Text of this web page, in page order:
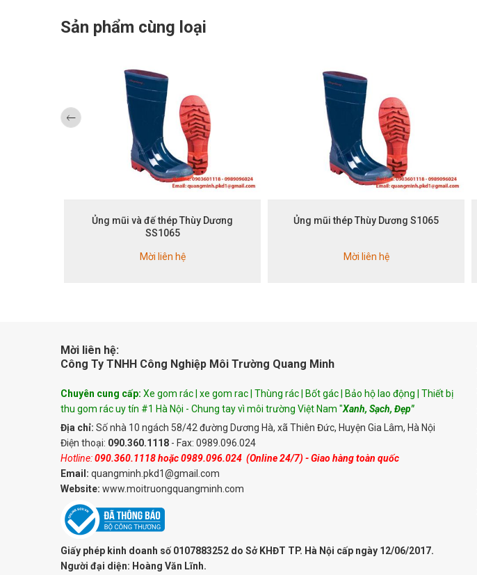
Sản phẩm cùng loại
Ủng mũi và đế thép Thùy Dương
SS1065
Mời liên hệ
Ủng mũi thép Thùy Dương S1065
Mời liên hệ
Mời liên hệ:
Công Ty TNHH Công Nghiệp Môi Trường Quang Minh
Chuyên cung cấp: Xe gom rác | xe gom rac | Thùng rác | Bốt gác | Bảo hộ lao động | Thiết bị
thu gom rác uy tín #1 Hà Nội - Chung tay vì môi trường Việt Nam "Xanh, Sạch, Đẹp"
Địa chỉ: Số nhà 10 ngách 58/42 đường Dương Hà, xã Thiên Đức, Huyện Gia Lâm, Hà Nội
Điện thoại: 090.360.1118 - Fax: 0989.096.024
Hotline:090.360.1118hoặc0989.096.024 (Online 24/7) - Giao hàng toàn quốc
Email: quangminh.pkd1@gmail.com
Website: www.moitruongquangminh.com
Giấy phép kinh doanh số 0107883252 do Sở KHĐT TP. Hà Nội cấp ngày 12/06/2017.
Người đại diện: Hoàng Văn Lĩnh.